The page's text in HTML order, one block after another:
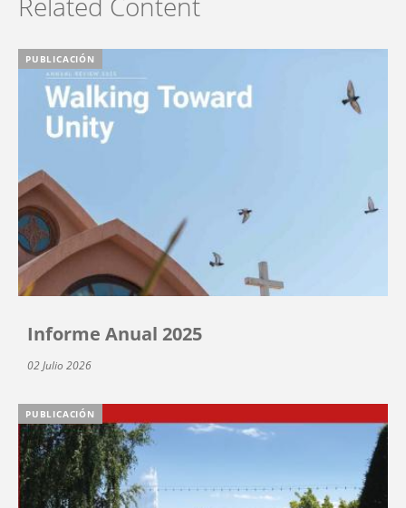
PUBLICACIÓN
Informe Anual 2025
02 Julio 2026
PUBLICACIÓN